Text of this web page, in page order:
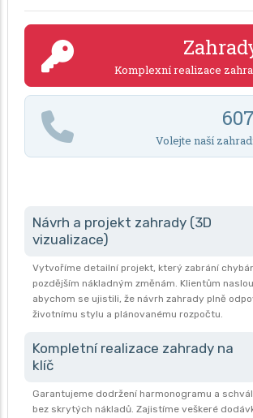
Komplexní realizace
Volejte naší
Návrh a projekt zahrady (3D
vizualizace)
Vytvoříme detailní projekt, který zabrání
pozdějším nákladným změnám. Klientům
abychom se ujistili, že návrh zahrady plně
životnímu stylu a plánovanému rozpočtu.
Kompletní realizace zahrady na
klíč
Garantujeme dodržení harmonogramu a
bez skrytých nákladů. Zajistíme veškeré